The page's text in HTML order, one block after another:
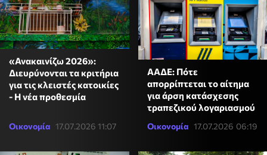
«Ανακαινίζω 2026»:
Διευρύνονται τα κριτήρια
για τις κλειστές κατοικίες
- Η νέα προθεσμία
Οικονομία 17.07.2026 11:07
ΑΑΔΕ: Πότε
απορρίπτεται το αίτημα
για άρση κατάσχεσης
τραπεζικού λογαριασμού
Οικονομία 17.07.2026 06:19